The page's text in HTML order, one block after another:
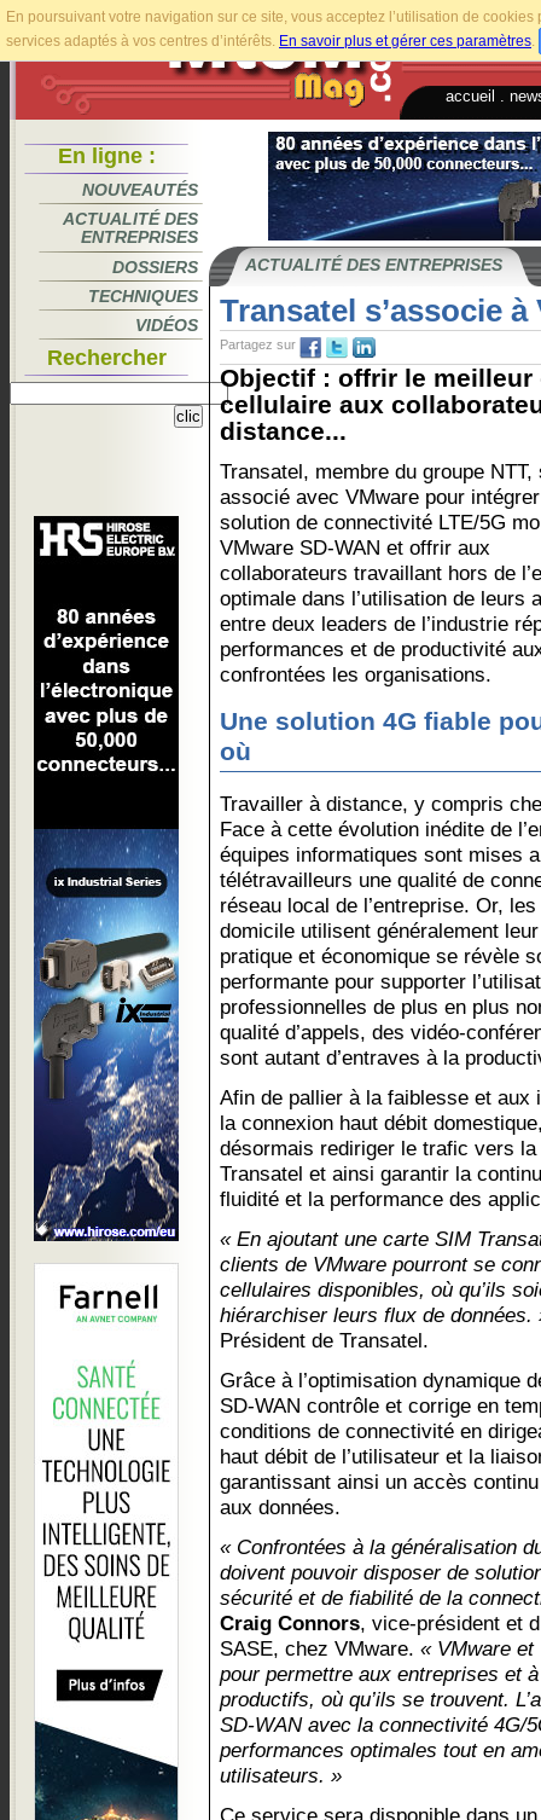
En poursuivant votre navigation sur ce site, vous acceptez l’utilisation de
services adaptés à vos centres d’intérêts. En savoir plus et gérer ces paramètres.
accueil
En ligne :
NOUVEAUTÉS
ACTUALITÉ DES
ENTREPRISES
DOSSIERS
TECHNIQUES
VIDÉOS
Rechercher
ACTUALITÉ DES ENTREPRISES
Transatel s’associe à
Partagez sur
Objectif : offrir le
cellulaire aux
distance...
Transatel, membre du groupe NTT,
associé avec VMware pour
solution de connectivité LTE/5G
VMware SD-WAN et offrir aux
collaborateurs travaillant hors de
optimale dans l’utilisation de leurs
entre deux leaders de l’industrie
performances et de productivité
confrontées les organisations.
Une solution 4G fiable
où
Travailler à distance, y compris
Face à cette évolution inédite de
équipes informatiques sont mises
télétravailleurs une qualité de
réseau local de l’entreprise. Or,
domicile utilisent généralement
pratique et économique se révèle
performante pour supporter
professionnelles de plus en plus
qualité d’appels, des vidéo-
sont autant d’entraves à la
Afin de pallier à la faiblesse et aux
la connexion haut débit
désormais rediriger le trafic vers
Transatel et ainsi garantir la
fluidité et la performance des
« En ajoutant une carte SIM
clients de VMware pourront se
cellulaires disponibles, où qu’ils
hiérarchiser leurs flux de données.
Président de Transatel.
Grâce à l’optimisation dynamique
SD-WAN contrôle et corrige en
conditions de connectivité en
haut débit de l’utilisateur et la
garantissant ainsi un accès
aux données.
« Confrontées à la généralisation
doivent pouvoir disposer de
sécurité et de fiabilité de la
Craig Connors, vice-président et
SASE, chez VMware. « VMware et
pour permettre aux entreprises et
productifs, où qu’ils se trouvent.
SD-WAN avec la connectivité 4G/
performances optimales tout en
utilisateurs. »
Ce service sera disponible dans